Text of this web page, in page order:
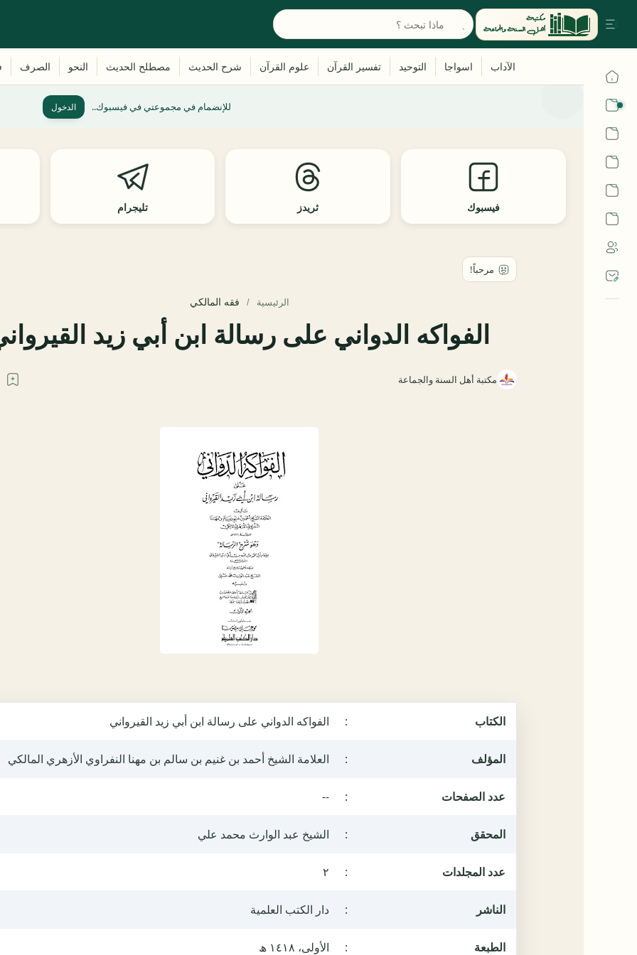
أشهر الحرم
للإنضمام في مجموعتي في فيسبوك.. الدخول
فيسبوك ثريدز تليجرام
الرئيسية فقه المالكي
الفواكه الدواني على رسالة ابن أبي زيد
الكتاب : الفواكه الدواني على رسالة ابن أبي زيد القيرواني
المؤلف : العلامة الشيخ أحمد بن غنيم بن سالم بن مهنا النفراوي الأزهري المالكي
عدد الصفحات :
--
المحقق : الشيخ عبد الوارث محمد علي
عدد المجلدات : ٢
الناشر : دار الكتب العلمية
الطبعة : الأولى، ١٤١٨ ھ